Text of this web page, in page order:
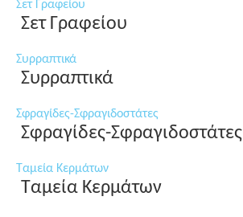
Σετ Γραφείου
Σετ Γραφείου
Συρραπτικά
Συρραπτικά
Σφραγίδες-Σφραγιδοστάτες
Σφραγίδες-Σφραγιδοστάτες
Ταμεία Κερμάτων
Ταμεία Κερμάτων